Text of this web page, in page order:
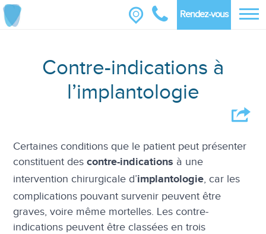
Rendez-vous
Contre-indications à
l’implantologie
Certaines conditions que le patient peut présenter
constituent descontre-indications à une
intervention chirurgicale d’implantologie, car les
complications pouvant survenir peuvent être
graves, voire même mortelles. Les contre-
indications peuvent être classées en trois